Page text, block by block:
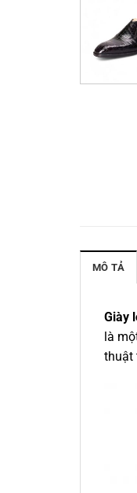
MÔ TẢ
Giày
là
thuật